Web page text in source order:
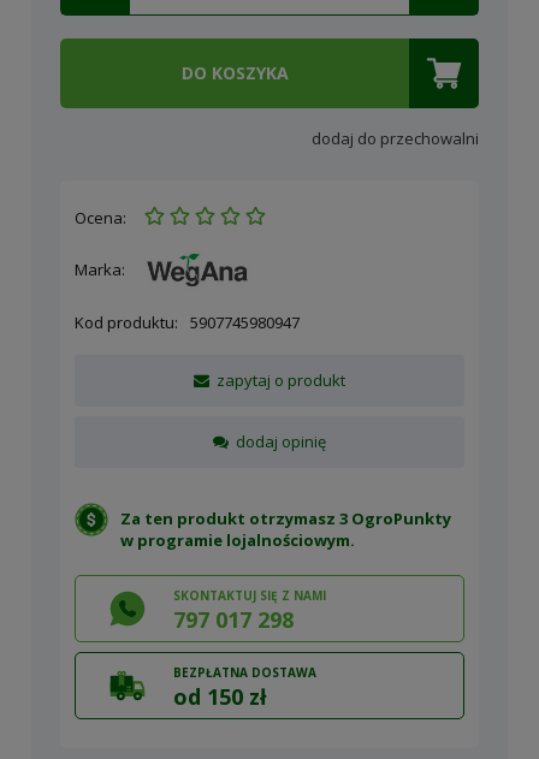
DO KOSZYKA
dodaj do przechowalni
Ocena:
Marka:
Kod produktu: 5907745980947
zapytaj o produkt
dodaj opinię
Za ten produkt otrzymasz 3 OgroPunkty
w programie lojalnościowym.
SKONTAKTUJ SIĘ Z NAMI
797 017 298
BEZPŁATNA DOSTAWA
od 150 zł